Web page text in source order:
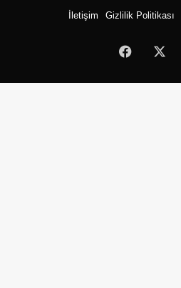
İletişim Gizlilik Politikası
Facebook